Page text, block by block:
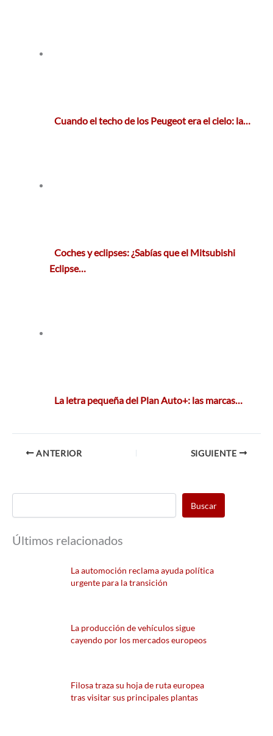
Cuando el techo de los Peugeot era el cielo: la…
Coches y eclipses: ¿Sabías que el Mitsubishi
Eclipse…
La letra pequeña del Plan Auto+: las marcas…
ANTERIOR SIGUIENTE
Buscar
Últimos relacionados
La automoción reclama ayuda política
urgente para la transición
La producción de vehículos sigue
cayendo por los mercados europeos
Filosa traza su hoja de ruta europea
tras visitar sus principales plantas